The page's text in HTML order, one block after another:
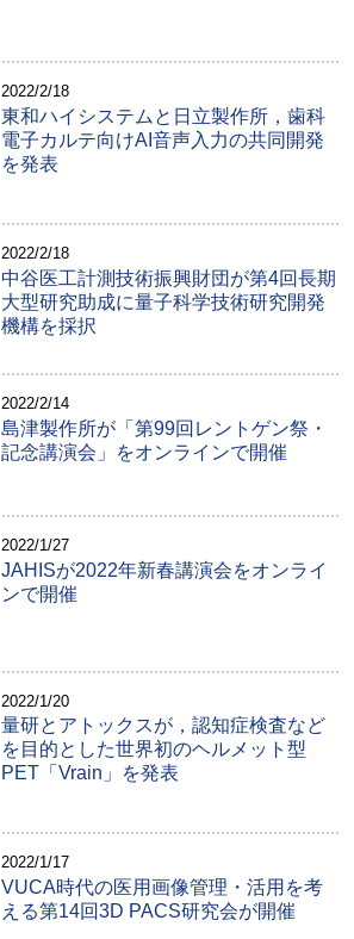
2022/2/18
東和ハイシステムと日立製作所，歯科
電子カルテ向けAI音声入力の共同開発
を発表
2022/2/18
中谷医工計測技術振興財団が第4回長期
大型研究助成に量子科学技術研究開発
機構を採択
2022/2/14
島津製作所が「第99回レントゲン祭・
記念講演会」をオンラインで開催
2022/1/27
JAHISが2022年新春講演会をオンライ
ンで開催
2022/1/20
量研とアトックスが，認知症検査など
を目的とした世界初のヘルメット型
PET「Vrain」を発表
2022/1/17
VUCA時代の医用画像管理・活用を考
える第14回3D PACS研究会が開催